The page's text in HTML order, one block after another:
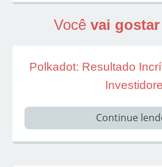
Você vai gostar
Polkadot: Resultado
Continue